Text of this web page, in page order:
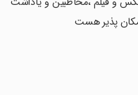
پذیر هست